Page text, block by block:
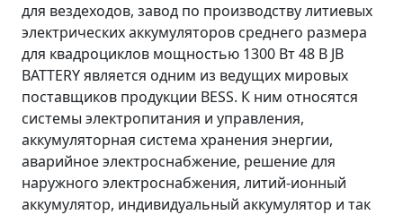
для вездеходов, завод по производству литиевых
электрических аккумуляторов среднего размера
для квадроциклов мощностью 1300 Вт 48 В JB
BATTERY является одним из ведущих мировых
поставщиков продукции BESS. К ним относятся
системы электропитания и управления,
аккумуляторная система хранения энергии,
аварийное электроснабжение, решение для
наружного электроснабжения, литий-ионный
аккумулятор, индивидуальный аккумулятор и так